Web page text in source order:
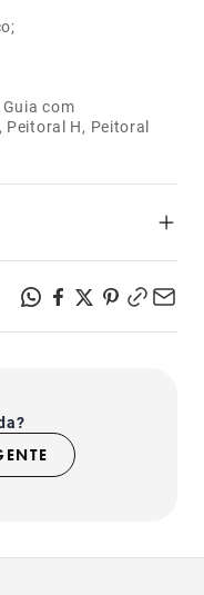
com
Peitoral H, Peitoral